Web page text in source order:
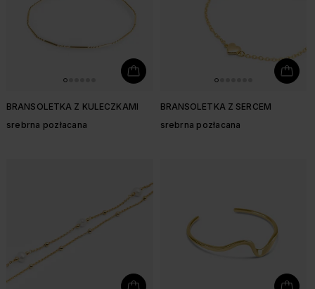
BRANSOLETKA Z KULECZKAMI
srebrna pozłacana
BRANSOLETKA Z SERCEM
srebrna pozłacana